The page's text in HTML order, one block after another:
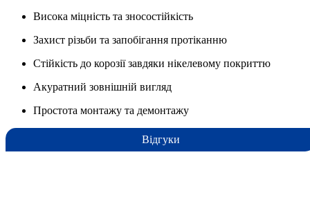
Висока міцність та зносостійкість
Захист різьби та запобігання протіканню
Стійкість до корозії завдяки нікелевому покриттю
Акуратний зовнішній вигляд
Простота монтажу та демонтажу
Відгуки